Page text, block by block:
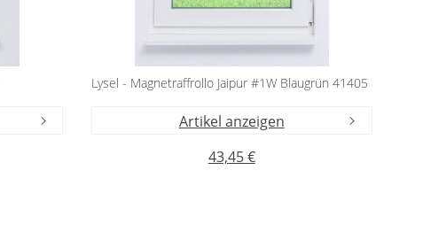
Lysel - Magnetraffrollo Jaipur #1W Blaugrün 41405
Artikel anzeigen
43,45 €